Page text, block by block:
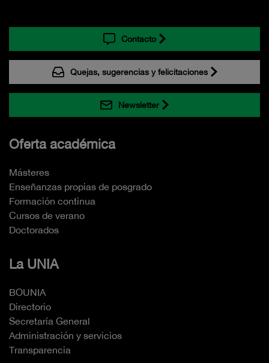
Contacto
Quejas, sugerencias y felicitaciones
Newsletter
Oferta académica
Másteres
Enseñanzas propias de posgrado
Formación continua
Cursos de verano
Doctorados
La UNIA
BOUNIA
Directorio
Secretaría General
Administración y servicios
Transparencia